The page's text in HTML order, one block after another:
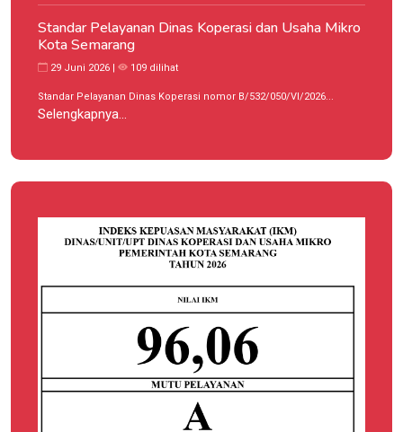
Standar Pelayanan Dinas Koperasi dan Usaha Mikro
Kota Semarang
29 Juni 2026 | 109 dilihat
Standar Pelayanan Dinas Koperasi nomor B/532/050/VI/2026...
Selengkapnya...